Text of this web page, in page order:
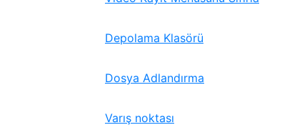
Depolama Klasörü
Dosya Adlandırma
Varış noktası